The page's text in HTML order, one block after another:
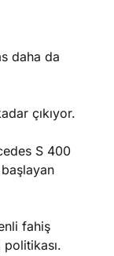
daha da
çıkıyor.
S 400
fahiş
politikası.